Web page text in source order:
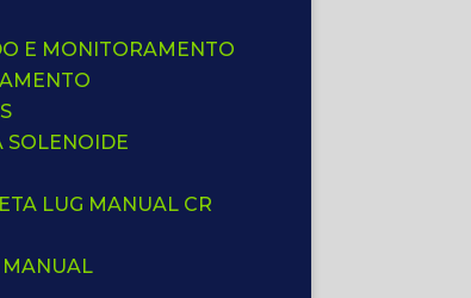
E MONITORAMENTO
SOLENOIDE
LUG MANUAL CR
MANUAL